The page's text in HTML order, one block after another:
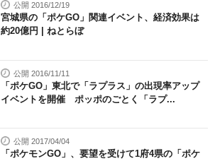
公開 2016/12/19
宮城県の「ポケGO」関連イベント、経済効果は
約20億円 | ねとらぼ
公開 2016/11/11
「ポケGO」東北で「ラプラス」の出現率アップ
イベントを開催 ポッポのごとく「ラプ...
公開 2017/04/04
「ポケモンGO」、要望を受けて1府4県の「ポケ